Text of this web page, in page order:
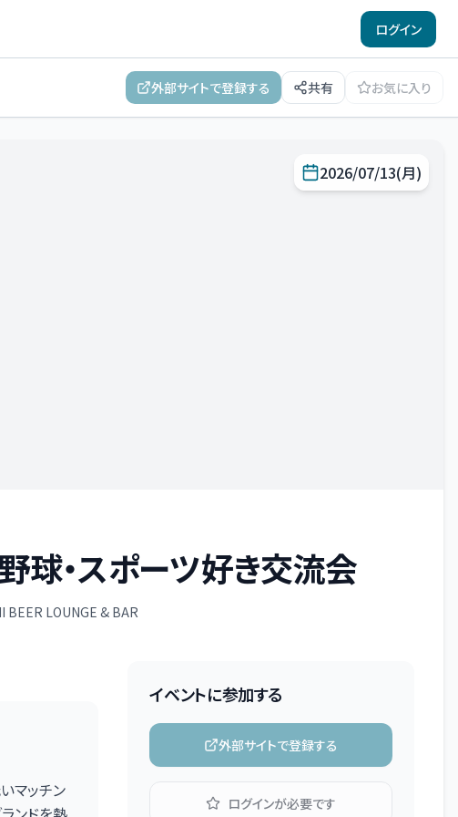
ログイン
外部サイトで登録する 共有 お気に入り
2026/07/13(月)
球・スポーツ好き交流会
BEER LOUNGE & BAR
マッチン
イベントに参加する
外部サイトで登録する
ログインが必要です